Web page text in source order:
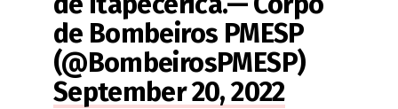
de Bombeiros PMESP
(@BombeirosPMESP)
September 20, 2022